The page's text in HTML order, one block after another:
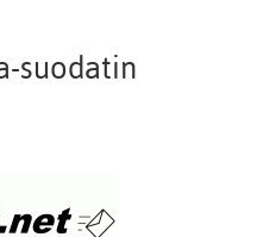
suodatin